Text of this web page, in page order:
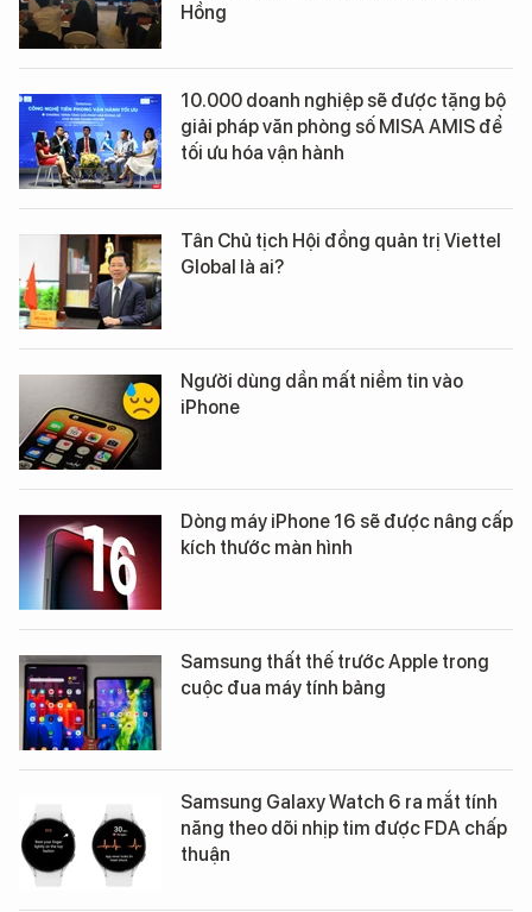
Hồng
10.000 doanh nghiệp sẽ được tặng bộ
giải pháp văn phòng số MISA AMIS để
tối ưu hóa vận hành
Tân Chủ tịch Hội đồng quản trị Viettel
Global là ai?
Người dùng dần mất niềm tin vào
iPhone
Dòng máy iPhone 16 sẽ được nâng cấp
kích thước màn hình
Samsung thất thế trước Apple trong
cuộc đua máy tính bảng
Samsung Galaxy Watch 6 ra mắt tính
năng theo dõi nhịp tim được FDA chấp
thuận